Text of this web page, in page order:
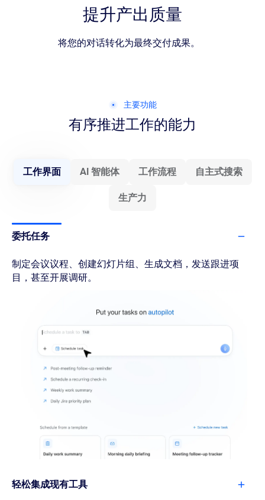
提升产出质量
将您的对话转化为最终交付成果。
主要功能
有序推进工作的能力
工作界面 AI 智能体 工作流程 自主式搜索
生产力
委托任务
制定会议议程、创建幻灯片组、生成文档，发送跟进项
目，甚至开展调研。
轻松集成现有工具